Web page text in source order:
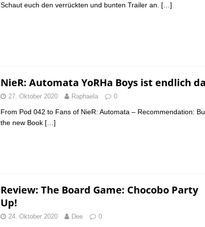
Schaut euch den verrückten und bunten Trailer an. […]
NieR: Automata YoRHa Boys ist endlich
27. Oktober 2020 Raphaela 0
From Pod 042 to Fans of NieR: Automata – Recommendation:
the new Book […]
Review: The Board Game: Chocobo Party
Up!
24. Oktober 2020 Dee 0